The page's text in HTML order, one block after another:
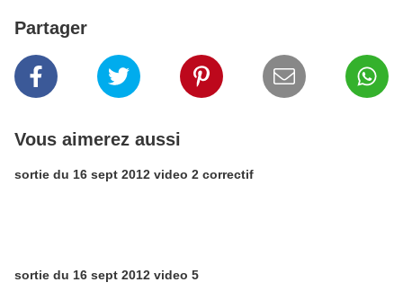
Partager
Vous aimerez aussi
sortie du 16 sept 2012 video 2 correctif
sortie du 16 sept 2012 video 5